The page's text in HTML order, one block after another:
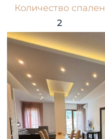
Количество спален
2